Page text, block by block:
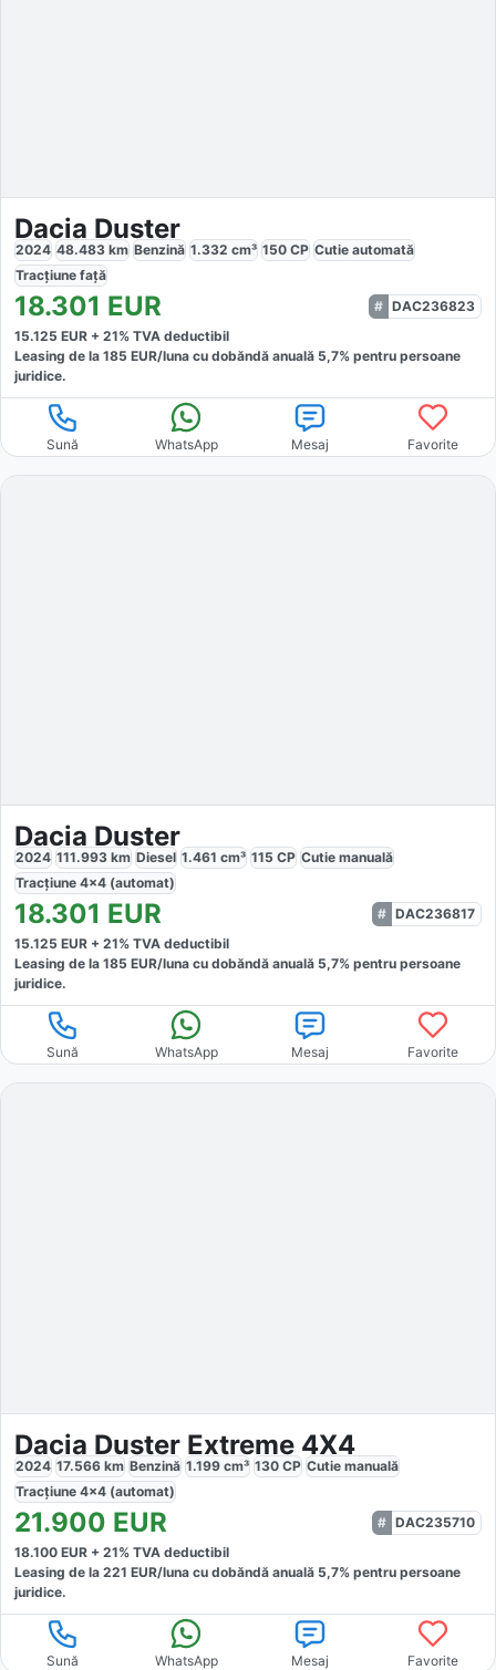
Dacia Duster
2024 48.483 km Benzină 1.332 cm³ 150 CP Cutie automată
Tracțiune față
18.301 EUR
DAC236823
15.125 EUR + 21% TVA deductibil
Leasing de la 185 EUR/luna cu dobăndă anuală 5,7% pentru persoane
juridice.
Sună WhatsApp Mesaj Favorite
Dacia Duster
2024 111.993 km Diesel 1.461 cm³ 115 CP Cutie manuală
Tracțiune 4x4 (automat)
18.301 EUR
DAC236817
15.125 EUR + 21% TVA deductibil
Leasing de la 185 EUR/luna cu dobăndă anuală 5,7% pentru persoane
juridice.
Sună WhatsApp Mesaj Favorite
Dacia Duster Extreme 4X4
2024 17.566 km Benzină 1.199 cm³ 130 CP Cutie manuală
Tracțiune 4x4 (automat)
21.900 EUR
DAC235710
18.100 EUR + 21% TVA deductibil
Leasing de la 221 EUR/luna cu dobăndă anuală 5,7% pentru persoane
juridice.
Sună WhatsApp Mesaj Favorite